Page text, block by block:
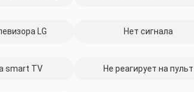
LG
smart TV
Нет сигнала
Не реагирует на пульт